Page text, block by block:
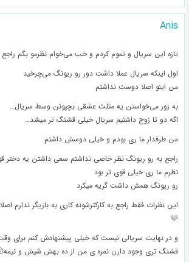
Anis
تازه این سریال و تموم کردم و خب می‌خوام نظرمو بگم
اول اینکه سریال عملا داشت دور رو ریونگ می‌چرخید
من اینو اصلا دوست نداشتم
به زور می‌خواستن یه مثلث عشقی بچپونن وسط سریال…
اگه دو تا زوج داشتیم سریال خیلی قشنگ تر میشد…
من طرفدار ما ری بودم و خیلی دوسش داشتم
راجع به رو ریونگ نظر خاصی نداشتم سعی داشتن یه
نظرم ما ری خیلی قوی تر بود
رو ریونگ همش داشت گریه میکرد
این نظرات فقط راجع به کارکترشونه کاری به بازیگر ندارم
🩷
و در نهایت سریالی نیست که خیلی پیشنهادش کنم برای
قشنگ تری وجود دارن نمره ی من از ده بهش شیش و نیمه🫠